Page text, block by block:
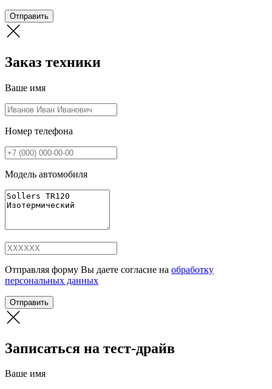
Отправить
Заказ техники
Ваше имя
Номер телефона
Модель автомобиля
Отправляя форму Вы даете согласие на обработку
персональных данных
Отправить
Записаться на тест-драйв
Ваше имя